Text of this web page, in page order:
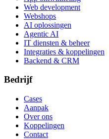
Web development
Webshops
AI oplossingen
Agentic AI
IT diensten & beheer
Integraties & koppelingen
Backend & CRM
Bedrijf
Cases
Aanpak
Over ons
Koppelingen
Contact